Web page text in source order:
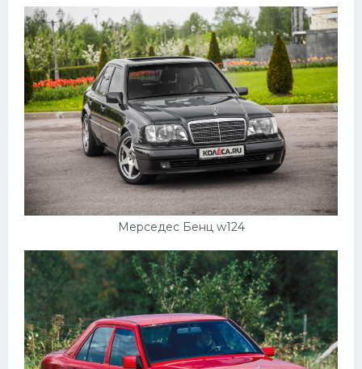
Мерседес Бенц w124
Камаз
Автобусы
Хонда
Грузовики
Шевроле
УАЗ
Кадиллак
Автокемпер
Поезда
Мотоциклы
Ямаха
Додж